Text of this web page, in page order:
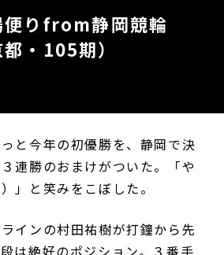
便りfrom静岡競輪
・105期）
と今年の初優勝を、静岡で決
連勝のおまけがついた。「や
」と笑みをこぼした。
インの村田祐樹が打鐘から先
は絶好のポジション。３番手